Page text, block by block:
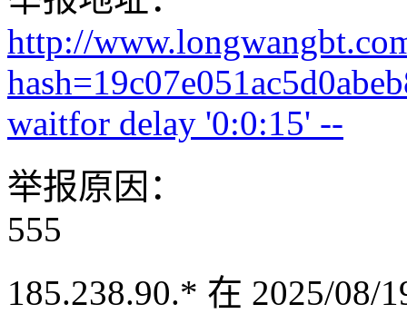
http://
waitfor delay '0:0:15' --
举报原因：
555
185.238.90.* 在 2025/08/